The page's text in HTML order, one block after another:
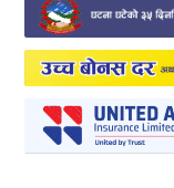
२
बागमती
गण्डकी